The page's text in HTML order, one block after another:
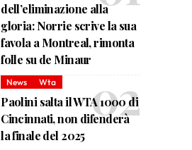
dell’eliminazione alla
gloria: Norrie scrive la sua
favola a Montreal, rimonta
folle su de Minaur
News Wta
Paolini salta il WTA 1000 di
Cincinnati, non difenderà
la finale del 2025